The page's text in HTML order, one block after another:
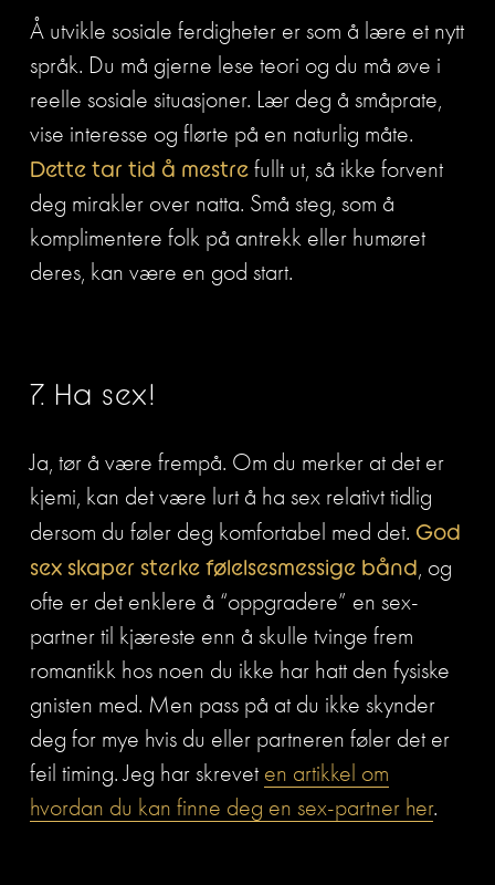
Å utvikle sosiale ferdigheter er som å lære et nytt
språk. Du må gjerne lese teori og du må øve i
reelle sosiale situasjoner. Lær deg å småprate,
Dette tar tid å mestre fullt ut, så ikke forvent
deg mirakler over natta. Små steg, som å
komplimentere folk på antrekk eller humøret
deres, kan være en god start.
7. Ha sex!
Ja, tør å være frempå. Om du merker at det er
kjemi, kan det være lurt å ha sex relativt tidlig
dersom du føler deg komfortabel med det. God
sex skaper sterke følelsesmessige bånd, og
ofte er det enklere å “oppgradere” en sex-
partner til kjæreste enn å skulle tvinge frem
romantikk hos noen du ikke har hatt den fysiske
gnisten med. Men pass på at du ikke skynder
deg for mye hvis du eller partneren føler det er
feil timing. Jeg har skrevet en artikkel om
hvordan du kan finne deg en sex-partner her.